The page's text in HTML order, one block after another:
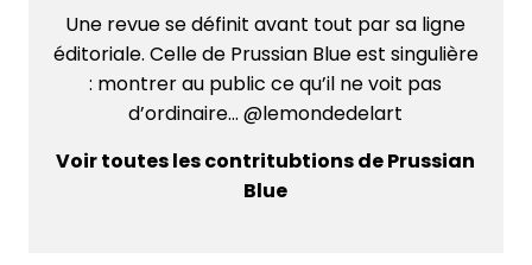
Une revue se définit avant tout par sa ligne
éditoriale. Celle de Prussian Blue est singulière
: montrer au public ce qu’il ne voit pas
d’ordinaire... @lemondedelart
Voir toutes les contritubtions de Prussian
Blue